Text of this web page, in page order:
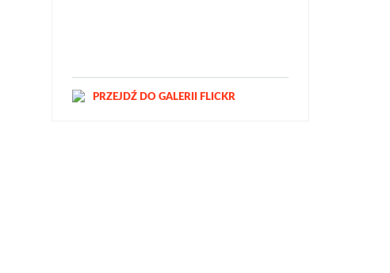
PRZEJDŹ DO GALERII FLICKR